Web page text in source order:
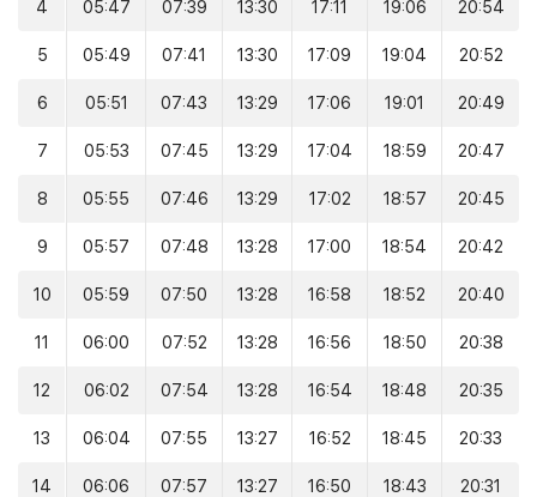
4 05:47 07:39 13:30 17:11 19:06 20:54
5 05:49 07:41 13:30 17:09 19:04 20:52
6 05:51 07:43 13:29 17:06 19:01 20:49
7 05:53 07:45 13:29 17:04 18:59 20:47
8 05:55 07:46 13:29 17:02 18:57 20:45
9 05:57 07:48 13:28 17:00 18:54 20:42
10 05:59 07:50 13:28 16:58 18:52 20:40
11 06:00 07:52 13:28 16:56 18:50 20:38
12 06:02 07:54 13:28 16:54 18:48 20:35
13 06:04 07:55 13:27 16:52 18:45 20:33
14 06:06 07:57 13:27 16:50 18:43 20:31